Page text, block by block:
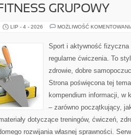
GRUPOWY
LIP - 4 - 2026 MOŻLIWOŚĆ
Sport i aktywność
regularne ćwiczenia. To
zdrowie, dobre
Strona poświęcona tej
kompendium informacji, w
– zarówno początkujący,
dotyczące treningów, ćwiczeń,
rozwijania własnej sprawności.